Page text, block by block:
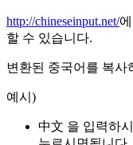
http://chineseinput.net/
할 수 있습니다.
변환된 중국어를 복사
예시)
中文 을 입력하